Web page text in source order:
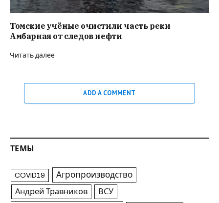
Томские учёные очистили часть реки
Амбарная от следов нефти
Читать далее
ADD A COMMENT
ТЕМЫ
COVID19 Агропроизводство
Андрей Травников ВСУ